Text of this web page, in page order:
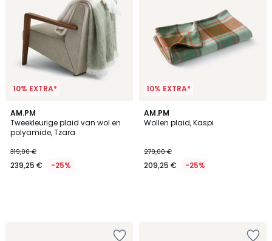
10% EXTRA*
AM.PM
Tweekleurige plaid van wol en
polyamide, Tzara
319,00 €
239,25 € -25%
10% EXTRA*
AM.PM
Wollen plaid, Kaspi
279,00 €
209,25 € -25%